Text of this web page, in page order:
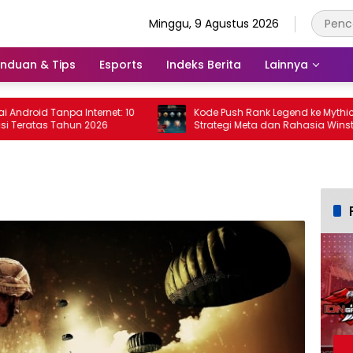
Minggu, 9 Agustus 2026
& Tips Esports Indeks Berita Lainnya
Tanpa Internet: 10
Tahun 2026
Kode Push Rank Legend ke Mythic 2026:
Strategi Meta dan Rahasia Winstreak
Terbaru